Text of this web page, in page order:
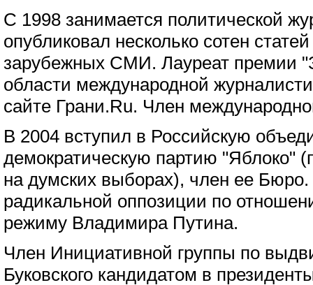
С 1998 занимается политической
опубликовал несколько сотен
зарубежных СМИ. Лауреат премии
области международной
сайте Грани.Ru. Член
В 2004 вступил в Российскую
демократическую партию "Яблоко"
на думских выборах), член ее
радикальной оппозиции по
режиму Владимира Путина.
Член Инициативной группы по
Буковского кандидатом в